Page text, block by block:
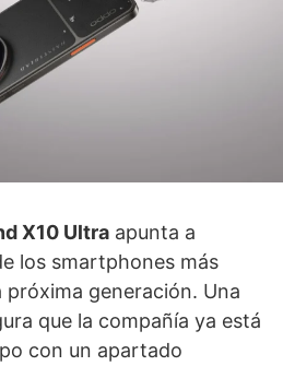
X10 Ultra apunta a
los smartphones más
próxima generación. Una
que la compañía ya está
con un apartado